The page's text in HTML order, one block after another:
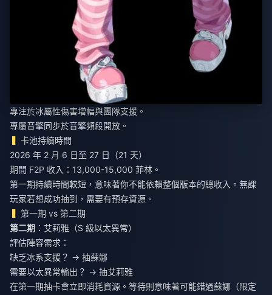
專注於冰屬性傷害增幅與團隊支援。
專屬音擎同步於音擎頻段開放。
卡池持續時間
2026 年 2 月 6 日至 27 日（21 天）
期間 F2P 收入：13,000-15,000 菲林。
第一期持續時間較短，意味著你不能依賴整個版本的總收入。無課
玩家若想成功抽到，需要有預存資源。
第一期 vs 第二期
第二期 ：艾莉雅（S 級以太異常）
評估陣容需求：
缺乏冰系支援？ → 抽蘇娜
需要以太異常輸出？ → 抽艾莉雅
在第一期抽卡會立即消耗資源。等待則意味著可能錯過蘇娜（限定